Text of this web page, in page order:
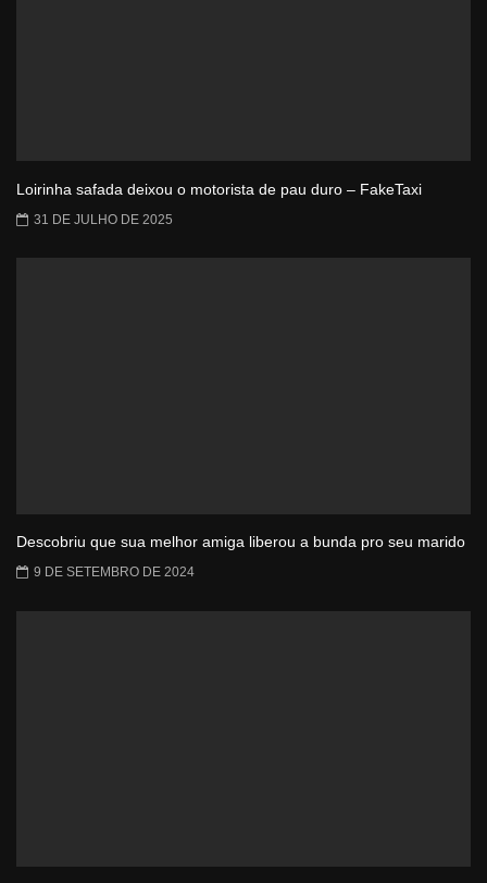
Loirinha safada deixou o motorista de pau duro – FakeTaxi
31 DE JULHO DE 2025
Descobriu que sua melhor amiga liberou a bunda pro seu marido
9 DE SETEMBRO DE 2024